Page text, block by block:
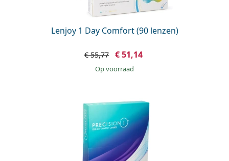
Lenjoy 1 Day Comfort (90 lenzen)
€ 55,77 € 51,14
op voorraad